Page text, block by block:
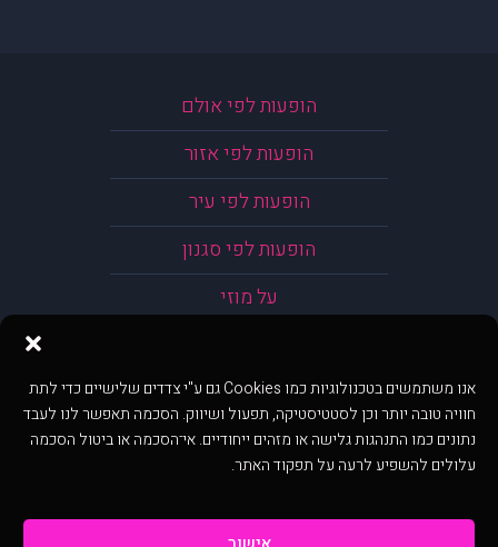
אנו משתמשים בטכנולוגיות כמו Cookies גם ע"י צדדים שלישיים כדי לתת
חוויה טובה יותר וכן לסטטיסטיקה, תפעול ושיווק. הסכמה תאפשר לנו לעבד
נתונים כמו התנהגות גלישה או מזהים ייחודיים. אי־הסכמה או ביטול הסכמה
עלולים להשפיע לרעה על תפקוד האתר.
הופעות לפי אולם
הופעות לפי אזור
הופעות לפי עיר
הופעות לפי סגנון
על מוזי